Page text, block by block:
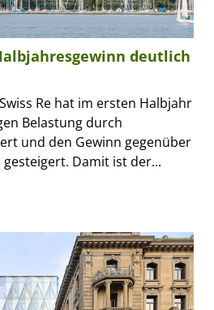
deutlich
Re hat im ersten Halbjahr
Belastung durch
und den Gewinn gegenüber
Damit ist der...